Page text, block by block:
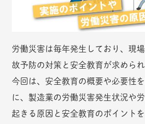
労働災害は毎年発生しており、現
故予防の対策と安全教育が求められ
今回は、安全教育の概要や必要性
に、製造業の労働災害発生状況や
起きる原因と安全教育のポイントを